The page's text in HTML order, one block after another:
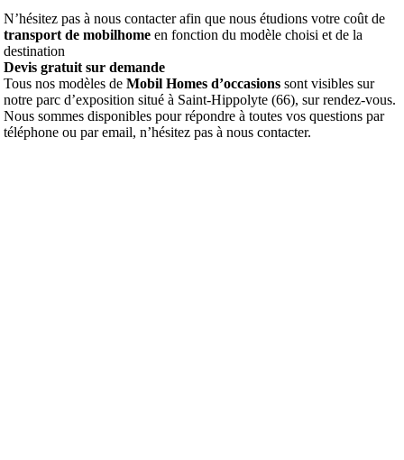
N’hésitez pas à nous contacter afin que nous étudions votre coût de
transport de mobilhomeen fonction du modèle choisi et de la
destination
Devis gratuit sur demande
Tous nos modèles de Mobil Homes d’occasionssont visibles sur
notre parc d’exposition situé à Saint-Hippolyte (66), sur rendez-vous.
Nous sommes disponibles pour répondre à toutes vos questions par
téléphone ou par email, n’hésitez pas à nous contacter.